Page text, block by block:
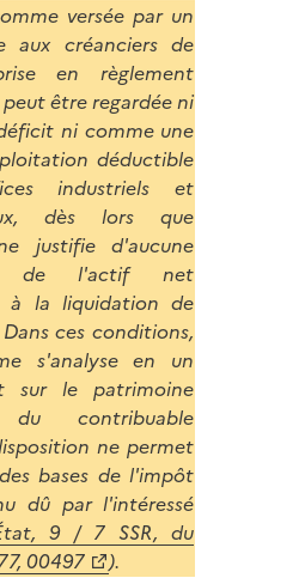
versée par un
aux créanciers de
en règlement
être regardée ni
ni comme une
déductible
industriels et
dès lors que
justifie d'aucune
de l'actif net
à la liquidation de
ces conditions,
s'analyse en un
sur le patrimoine
du contribuable
ne permet
bases de l'impôt
dû par l'intéressé
9 / 7 SSR, du
00497
).